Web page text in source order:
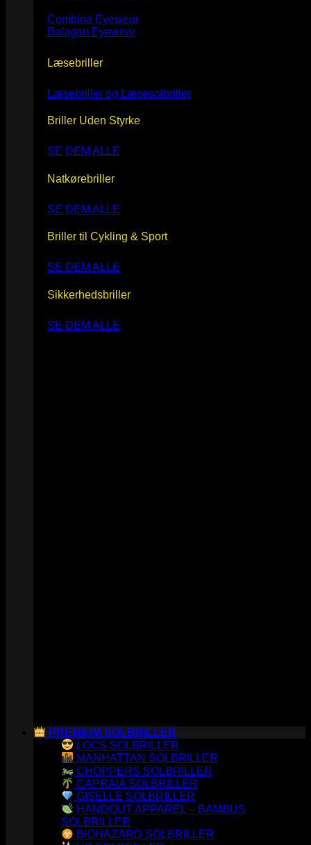
Combina Eyewear
Balagan Eyewear
Læsebriller
Læsebriller og Læsesolbriller
Briller Uden Styrke
SE DEM ALLE
Natkørebriller
SE DEM ALLE
Briller til Cykling & Sport
SE DEM ALLE
Sikkerhedsbriller
SE DEM ALLE
PREMIUM SOLBRILLER
LOCS SOLBRILLER
MANHATTAN SOLBRILLER
CHOPPERS SOLBRILLER
CAPRAIA SOLBRILLER
GISELLE SOLBRILLER
HANDOUT APPAREL – BAMBUS
SOLBRILLER
BIOHAZARD SOLBRILLER